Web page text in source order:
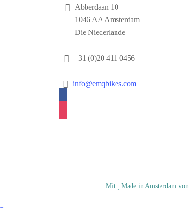
Abberdaan 10
1046 AA Amsterdam
Die Niederlande
+31 (0)20 411 0456
info@emqbikes.com
Mit Made in Amsterdam von